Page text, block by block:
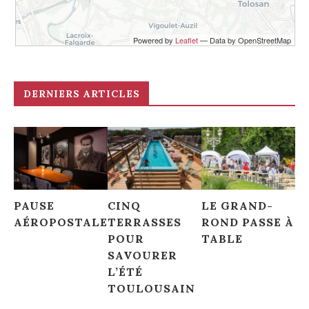
Voir sur la Carte
Voir sur la Carte
Powered by Leaflet— Data by OpenStreetMap
DERNIERS ARTICLES
PAUSE
AÉROPOSTALE
CINQ
TERRASSES
POUR
SAVOURER
L’ÉTÉ
TOULOUSAIN
LE GRAND-
ROND PASSE À
TABLE